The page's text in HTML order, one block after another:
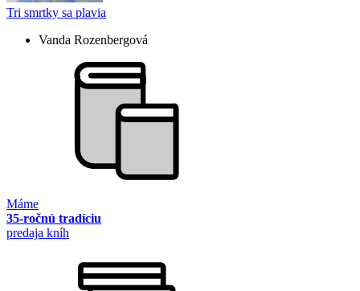
Tri smrtky sa plavia
Vanda Rozenbergová
Máme
35-ročnú tradíciu
predaja kníh